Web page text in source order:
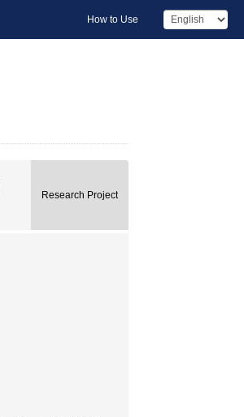
How to Use
Research Project